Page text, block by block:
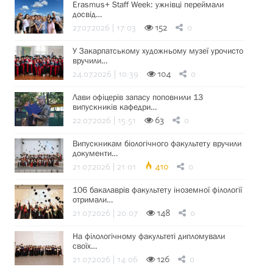
Erasmus+ Staff Week: ужнівці переймали
досвід…
27.07.2026 | 17:03 152 0
У Закарпатському художньому музеї урочисто
вручили…
24.07.2026 | 10:39 104 0
Лави офіцерів запасу поповнили 13
випускників кафедри…
22.07.2026 | 15:51 63 0
Випускникам біологічного факультету вручили
документи…
21.07.2026 | 21:01 410 0
106 бакалаврів факультету іноземної філології
отримали…
21.07.2026 | 20:07 148 0
На філологічному факультеті дипломували
своїх…
21.07.2026 | 14:06 126 0